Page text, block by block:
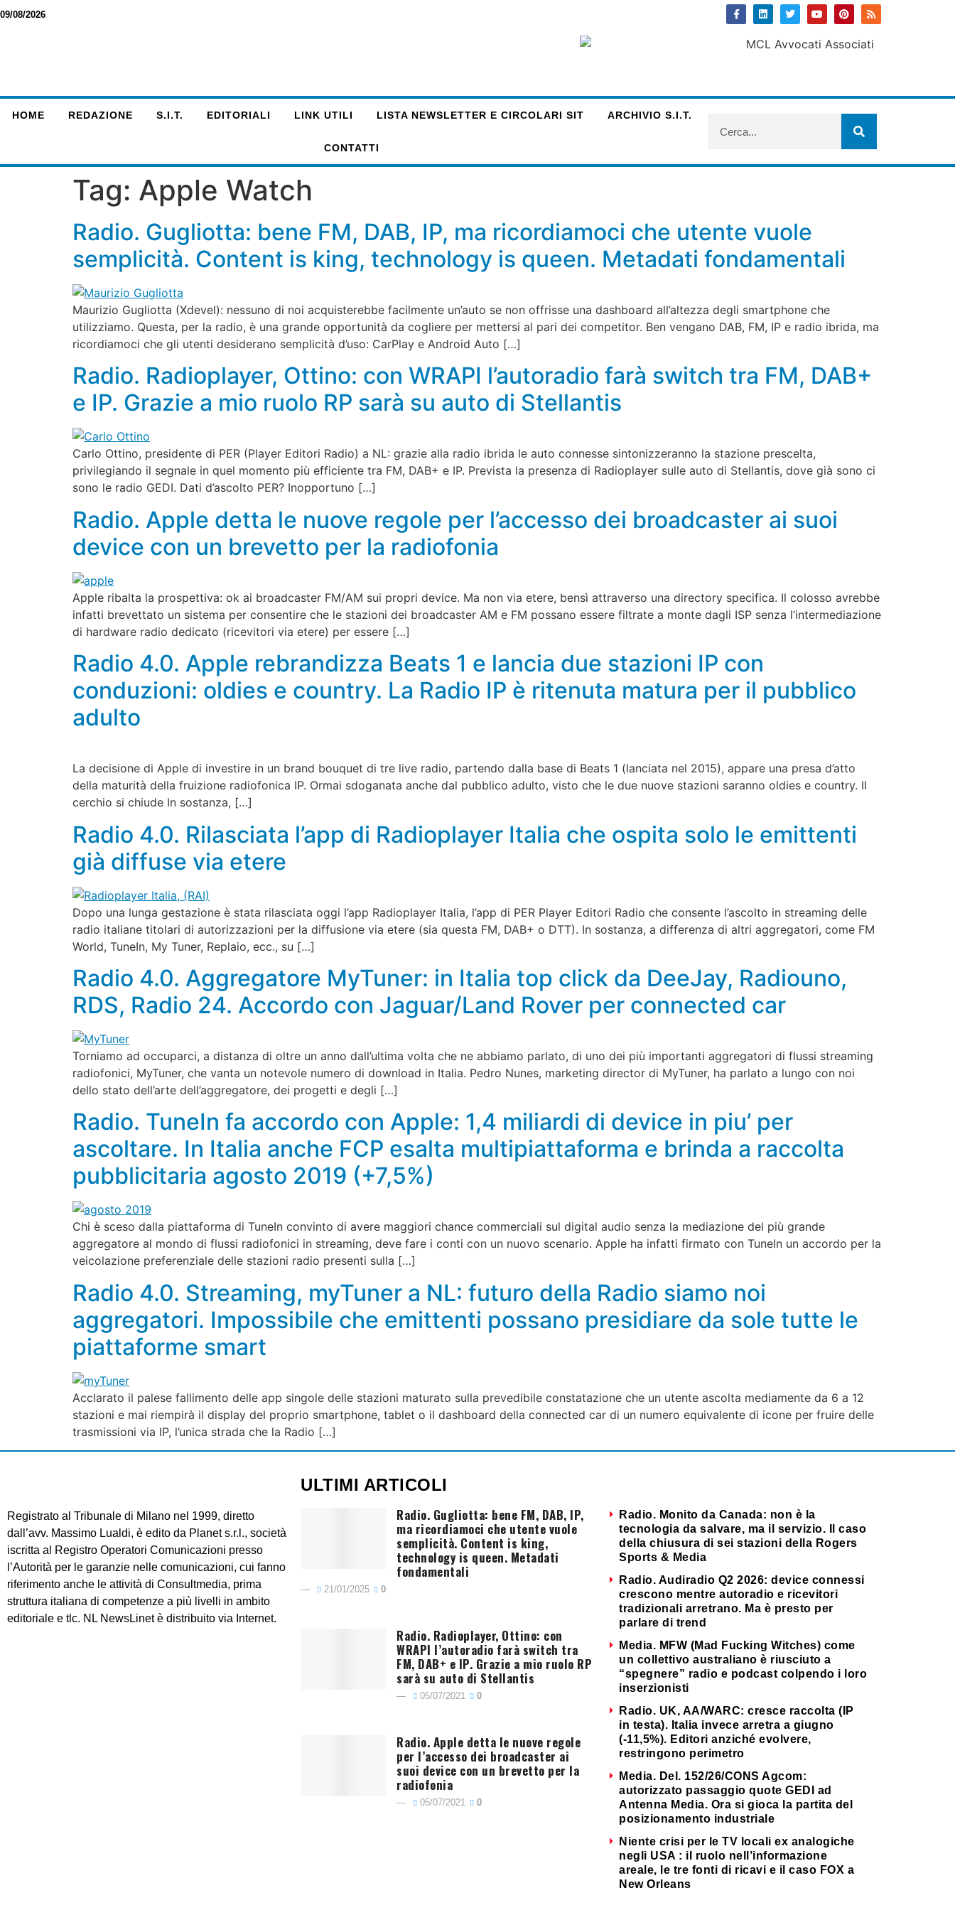
09/08/2026
HOME REDAZIONE S.I.T. EDITORIALI LINK UTILI LISTA NEWSLETTER E CIRCOLARI SIT ARCHIVIO S.I.T.
CONTATTI
Tag: Apple Watch
Radio. Gugliotta: bene FM, DAB, IP, ma ricordiamoci che utente vuole
semplicità. Content is king, technology is queen. Metadati fondamentali
Maurizio Gugliotta (Xdevel): nessuno di noi acquisterebbe facilmente un’auto se non offrisse una dashboard all’altezza degli smartphone che
utilizziamo. Questa, per la radio, è una grande opportunità da cogliere per mettersi al pari dei competitor. Ben vengano DAB, FM, IP e radio ibrida, ma
ricordiamoci che gli utenti desiderano semplicità d’uso: CarPlay e Android Auto […]
Radio. Radioplayer, Ottino: con WRAPI l’autoradio farà switch tra FM, DAB+
e IP. Grazie a mio ruolo RP sarà su auto di Stellantis
Carlo Ottino, presidente di PER (Player Editori Radio) a NL: grazie alla radio ibrida le auto connesse sintonizzeranno la stazione prescelta,
privilegiando il segnale in quel momento più efficiente tra FM, DAB+ e IP. Prevista la presenza di Radioplayer sulle auto di Stellantis, dove già sono ci
sono le radio GEDI. Dati d’ascolto PER? Inopportuno […]
Radio. Apple detta le nuove regole per l’accesso dei broadcaster ai suoi
device con un brevetto per la radiofonia
Apple ribalta la prospettiva: ok ai broadcaster FM/AM sui propri device. Ma non via etere, bensì attraverso una directory specifica. Il colosso avrebbe
infatti brevettato un sistema per consentire che le stazioni dei broadcaster AM e FM possano essere filtrate a monte dagli ISP senza l’intermediazione
di hardware radio dedicato (ricevitori via etere) per essere […]
Radio 4.0. Apple rebrandizza Beats 1 e lancia due stazioni IP con
conduzioni: oldies e country. La Radio IP è ritenuta matura per il pubblico
adulto
La decisione di Apple di investire in un brand bouquet di tre live radio, partendo dalla base di Beats 1 (lanciata nel 2015), appare una presa d’atto
della maturità della fruizione radiofonica IP. Ormai sdoganata anche dal pubblico adulto, visto che le due nuove stazioni saranno oldies e country. Il
cerchio si chiude In sostanza, […]
Radio 4.0. Rilasciata l’app di Radioplayer Italia che ospita solo le emittenti
già diffuse via etere
Dopo una lunga gestazione è stata rilasciata oggi l’app Radioplayer Italia, l’app di PER Player Editori Radio che consente l’ascolto in streaming delle
radio italiane titolari di autorizzazioni per la diffusione via etere (sia questa FM, DAB+ o DTT). In sostanza, a differenza di altri aggregatori, come FM
World, TuneIn, My Tuner, Replaio, ecc., su […]
Radio 4.0. Aggregatore MyTuner: in Italia top click da DeeJay, Radiouno,
RDS, Radio 24. Accordo con Jaguar/Land Rover per connected car
Torniamo ad occuparci, a distanza di oltre un anno dall’ultima volta che ne abbiamo parlato, di uno dei più importanti aggregatori di flussi streaming
radiofonici, MyTuner, che vanta un notevole numero di download in Italia. Pedro Nunes, marketing director di MyTuner, ha parlato a lungo con noi
dello stato dell’arte dell’aggregatore, dei progetti e degli […]
Radio. TuneIn fa accordo con Apple: 1,4 miliardi di device in piu’ per
ascoltare. In Italia anche FCP esalta multipiattaforma e brinda a raccolta
pubblicitaria agosto 2019 (+7,5%)
Chi è sceso dalla piattaforma di TuneIn convinto di avere maggiori chance commerciali sul digital audio senza la mediazione del più grande
aggregatore al mondo di flussi radiofonici in streaming, deve fare i conti con un nuovo scenario. Apple ha infatti firmato con TuneIn un accordo per la
veicolazione preferenziale delle stazioni radio presenti sulla […]
Radio 4.0. Streaming, myTuner a NL: futuro della Radio siamo noi
aggregatori. Impossibile che emittenti possano presidiare da sole tutte le
piattaforme smart
Acclarato il palese fallimento delle app singole delle stazioni maturato sulla prevedibile constatazione che un utente ascolta mediamente da 6 a 12
stazioni e mai riempirà il display del proprio smartphone, tablet o il dashboard della connected car di un numero equivalente di icone per fruire delle
trasmissioni via IP, l’unica strada che la Radio […]
Registrato al Tribunale di Milano nel 1999, diretto
dall’avv. Massimo Lualdi, è edito da Planet s.r.l., società
iscritta al Registro Operatori Comunicazioni presso
l’Autorità per le garanzie nelle comunicazioni, cui fanno
riferimento anche le attività di Consultmedia, prima
struttura italiana di competenze a più livelli in ambito
editoriale e tlc. NL NewsLinet è distribuito via Internet.
ULTIMI ARTICOLI
Radio. Gugliotta: bene FM, DAB, IP,
ma ricordiamoci che utente vuole
semplicità. Content is king,
technology is queen. Metadati
fondamentali
21/01/2025 0
Radio. Radioplayer, Ottino: con
WRAPI l’autoradio farà switch tra
FM, DAB+ e IP. Grazie a mio ruolo RP
sarà su auto di Stellantis
05/07/2021 0
Radio. Apple detta le nuove regole
per l’accesso dei broadcaster ai
suoi device con un brevetto per la
radiofonia
05/07/2021 0
Radio. Monito da Canada: non è la
tecnologia da salvare, ma il servizio. Il caso
della chiusura di sei stazioni della Rogers
Sports & Media
Radio. Audiradio Q2 2026: device connessi
crescono mentre autoradio e ricevitori
tradizionali arretrano. Ma è presto per
parlare di trend
Media. MFW (Mad Fucking Witches) come
un collettivo australiano è riusciuto a
“spegnere” radio e podcast colpendo i loro
inserzionisti
Radio. UK, AA/WARC: cresce raccolta (IP
in testa). Italia invece arretra a giugno
(-11,5%). Editori anziché evolvere,
restringono perimetro
Media. Del. 152/26/CONS Agcom:
autorizzato passaggio quote GEDI ad
Antenna Media. Ora si gioca la partita del
posizionamento industriale
Niente crisi per le TV locali ex analogiche
negli USA : il ruolo nell’informazione
areale, le tre fonti di ricavi e il caso FOX a
New Orleans